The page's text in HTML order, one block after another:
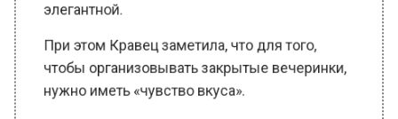
элегантной.
При этом Кравец заметила, что для того,
чтобы организовывать закрытые вечеринки,
нужно иметь «чувство вкуса».